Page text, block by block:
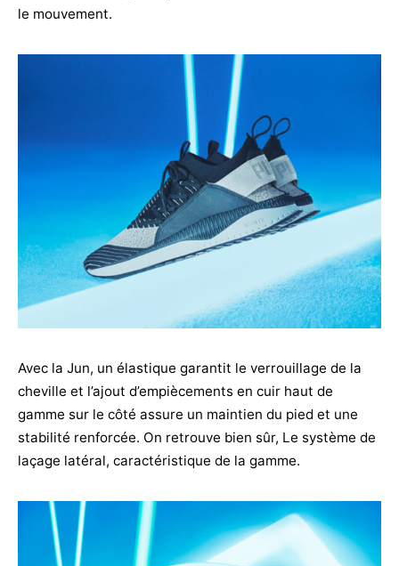
le mouvement.
Avec la Jun, un élastique garantit le verrouillage de la
cheville et l’ajout d’empiècements en cuir haut de
gamme sur le côté assure un maintien du pied et une
stabilité renforcée. On retrouve bien sûr, Le système de
laçage latéral, caractéristique de la gamme.